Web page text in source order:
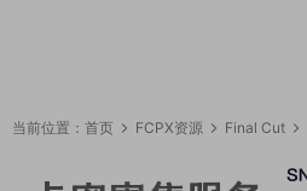
当前位置： 首页 FCPX资源 Final Cut